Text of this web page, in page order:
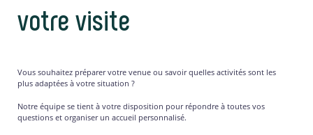
votre visite
Vous souhaitez préparer votre venue ou savoir quelles activités sont les
plus adaptées à votre situation ?
Notre équipe se tient à votre disposition pour répondre à toutes vos
questions et organiser un accueil personnalisé.